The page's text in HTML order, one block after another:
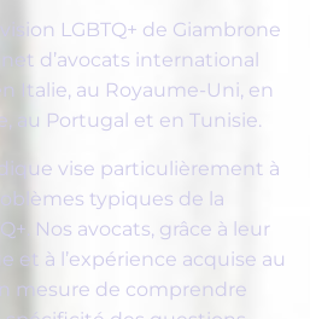
LGBTQ+ de Giambrone
d’avocats international
Italie, au Royaume-Uni, en
au Portugal et en Tunisie.
vise particulièrement à
typiques de la
Nos avocats, grâce à leur
et à l’expérience acquise au
mesure de comprendre